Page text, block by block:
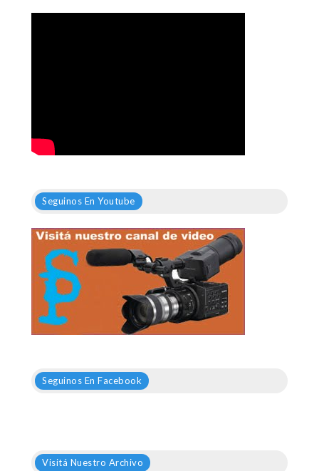
Seguinos En Youtube
Seguinos En Facebook
Visitá Nuestro Archivo